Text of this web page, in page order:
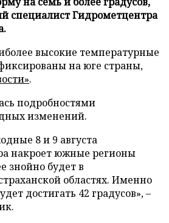
специалист Гидрометцентра
высокие температурные
на юге страны,
.
подробностями
изменений.
8 и 9 августа
накроет южные регионы
знойно будет в
областях. Именно
достигать 42 градусов», –